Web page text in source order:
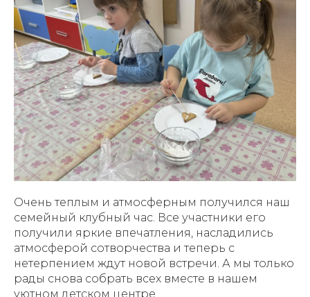
Очень теплым и атмосферным получился наш
семейный клубный час. Все участники его
получили яркие впечатления, насладились
атмосферой сотворчества и теперь с
нетерпением ждут новой встречи. А мы только
рады снова собрать всех вместе в нашем
уютном детском центре.